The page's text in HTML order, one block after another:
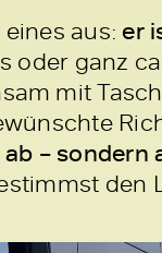
eines aus:er
oder ganz
mit
–
den